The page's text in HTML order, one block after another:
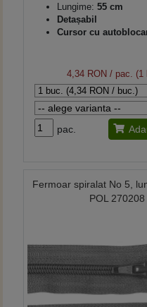
Lungime: 55 cm
Detașabil
Cursor cu
4,34 RON / pac. (1
pac.
Fermoar spiralat No 5,
POL 270208